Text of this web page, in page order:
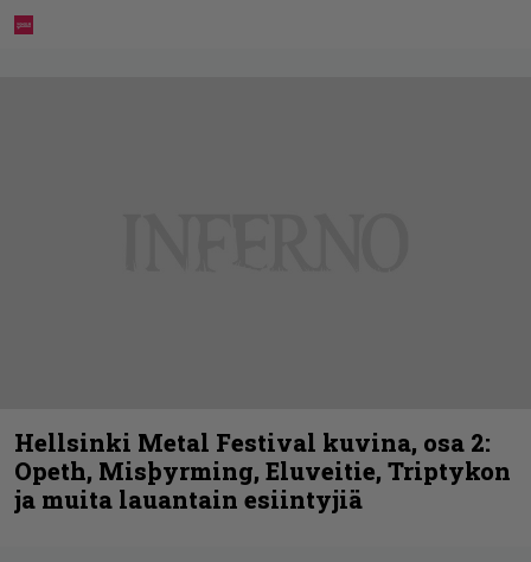
Hellsinki Metal Festival kuvina, osa 2:
Opeth, Misþyrming, Eluveitie, Triptykon
ja muita lauantain esiintyjiä